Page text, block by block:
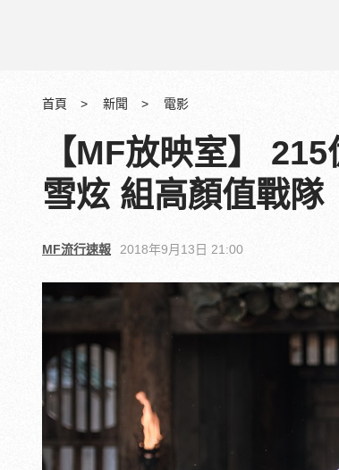
首頁 新聞 電影
【MF放映室】
雪炫 組高顏值戰隊
MF流行速報 2018年9月13日 21:00